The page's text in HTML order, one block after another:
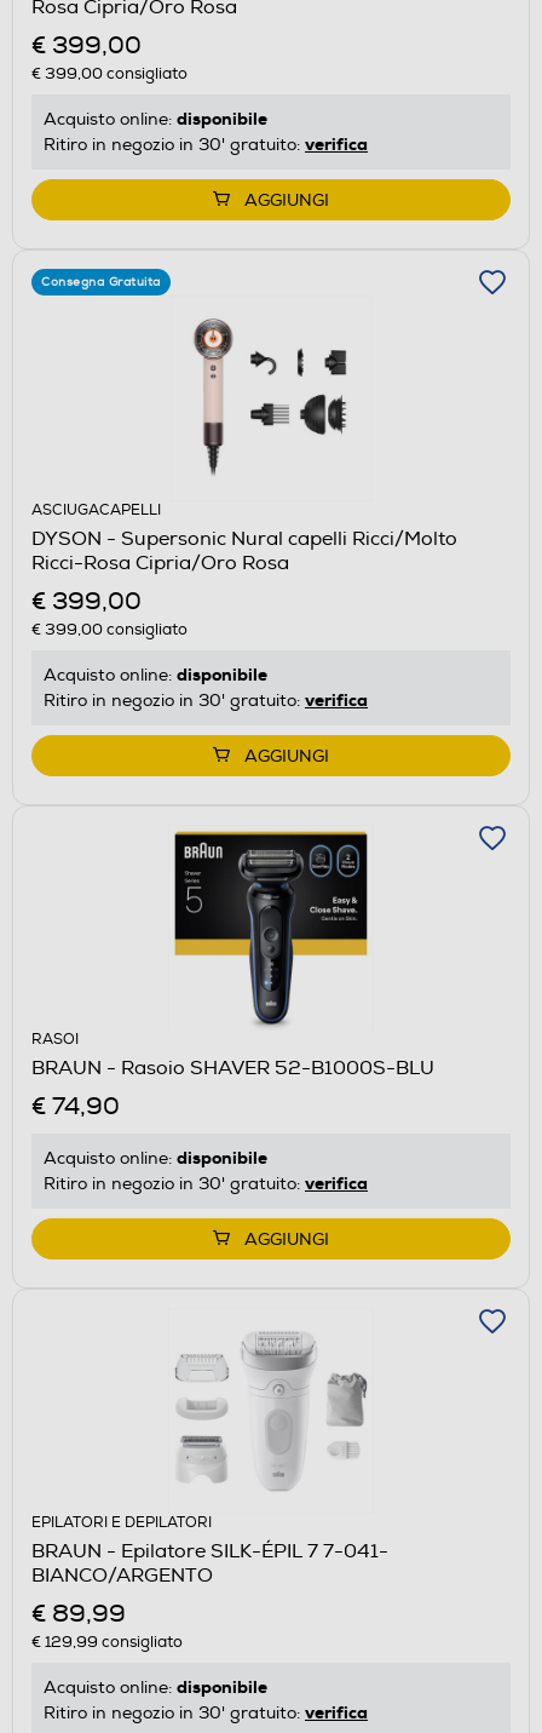
Rosa Cipria/Oro Rosa
€ 399,00
€ 399,00consigliato
Acquisto online: disponibile
Ritiro in negozio in 30' gratuito: verifica
AGGIUNGI
Consegna Gratuita
ASCIUGACAPELLI
DYSON - Supersonic Nural capelli Ricci/Molto
Ricci-Rosa Cipria/Oro Rosa
€ 399,00
€ 399,00consigliato
Acquisto online: disponibile
Ritiro in negozio in 30' gratuito: verifica
AGGIUNGI
RASOI
BRAUN - Rasoio SHAVER 52-B1000S-BLU
€ 74,90
Acquisto online: disponibile
Ritiro in negozio in 30' gratuito: verifica
AGGIUNGI
EPILATORI E DEPILATORI
BRAUN - Epilatore SILK-ÉPIL 7 7-041-
BIANCO/ARGENTO
€ 89,99
€ 129,99 consigliato
Acquisto online: disponibile
Ritiro in negozio in 30' gratuito: verifica